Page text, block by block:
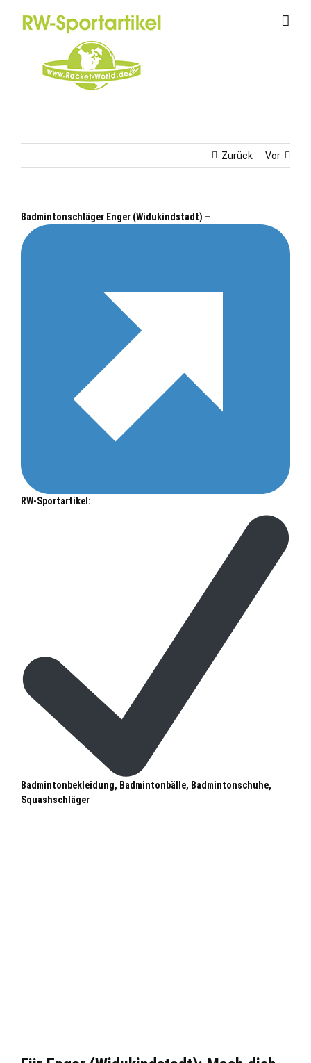
Zurück Vor
Badmintonschläger Enger (Widukindstadt) –
RW-Sportartikel:
Badmintonbekleidung, Badmintonbälle, Badmintonschuhe,
Squashschläger